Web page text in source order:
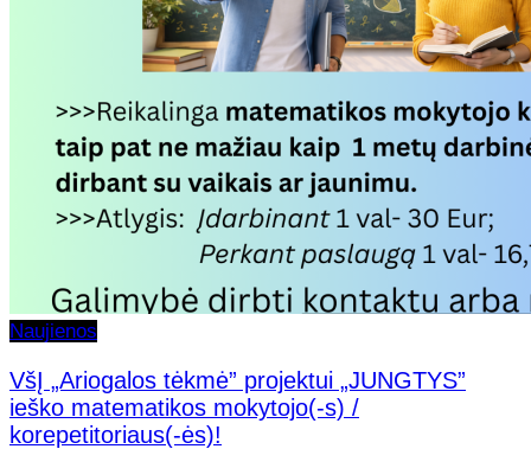
Naujienos
VšĮ „Ariogalos tėkmė” projektui „JUNGTYS”
ieško matematikos mokytojo(-s) /
korepetitoriaus(-ės)!